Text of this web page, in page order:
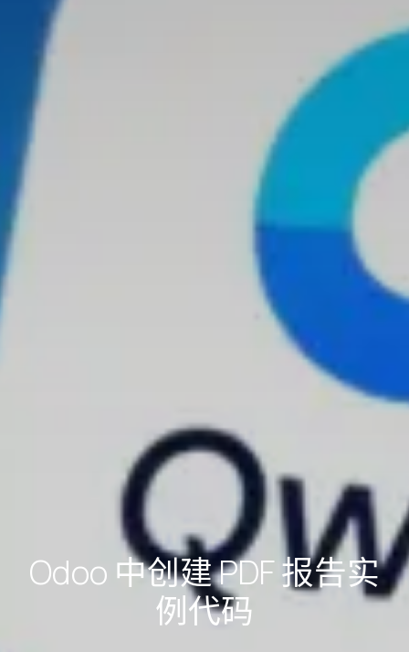
Odoo 中创建 PDF 报告实
例代码